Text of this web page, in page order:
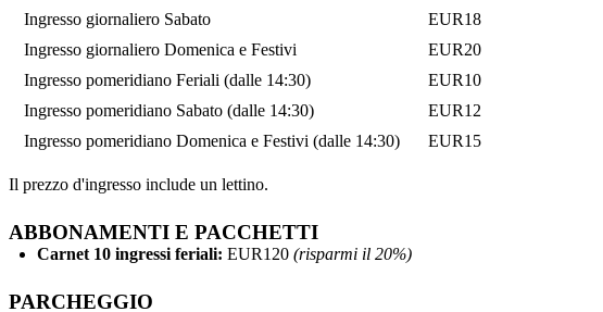
Ingresso giornaliero Sabato
EUR18
Ingresso giornaliero Domenica e Festivi
EUR20
Ingresso pomeridiano Feriali (dalle 14:30)
EUR10
Ingresso pomeridiano Sabato (dalle 14:30)
EUR12
Ingresso pomeridiano Domenica e Festivi (dalle 14:30)
EUR15
Il prezzo d'ingresso include un lettino.
ABBONAMENTI E PACCHETTI
Carnet 10 ingressi feriali: EUR120 (risparmi il 20%)
PARCHEGGIO